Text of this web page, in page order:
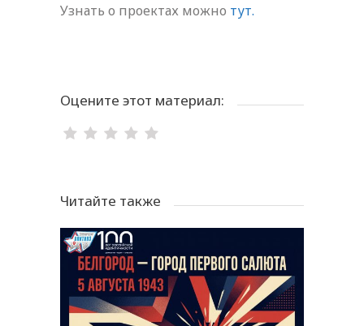
Узнать о проектах можно тут.
Оцените этот материал:
Читайте также